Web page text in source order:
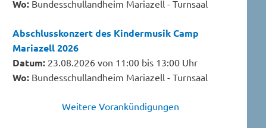
Wo: Bundesschullandheim Mariazell - Turnsaal
Abschlusskonzert des Kindermusik Camp
Mariazell 2026
Datum: 23.08.2026 von 11:00 bis 13:00 Uhr
Wo: Bundesschullandheim Mariazell - Turnsaal
Weitere Vorankündigungen